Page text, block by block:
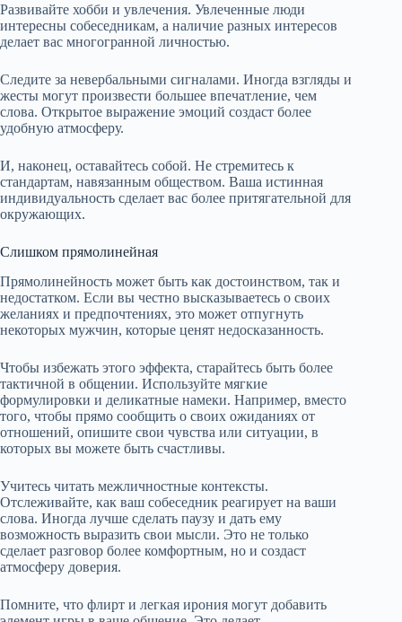
Развивайте хобби и увлечения. Увлеченные люди
интересны собеседникам, а наличие разных интересов
делает вас многогранной личностью.
Следите за невербальными сигналами. Иногда взгляды и
жесты могут произвести большее впечатление, чем
слова. Открытое выражение эмоций создаст более
удобную атмосферу.
И, наконец, оставайтесь собой. Не стремитесь к
стандартам, навязанным обществом. Ваша истинная
индивидуальность сделает вас более притягательной для
окружающих.
Слишком прямолинейная
Прямолинейность может быть как достоинством, так и
недостатком. Если вы честно высказываетесь о своих
желаниях и предпочтениях, это может отпугнуть
некоторых мужчин, которые ценят недосказанность.
Чтобы избежать этого эффекта, старайтесь быть более
тактичной в общении. Используйте мягкие
формулировки и деликатные намеки. Например, вместо
того, чтобы прямо сообщить о своих ожиданиях от
отношений, опишите свои чувства или ситуации, в
которых вы можете быть счастливы.
Учитесь читать межличностные контексты.
Отслеживайте, как ваш собеседник реагирует на ваши
слова. Иногда лучше сделать паузу и дать ему
возможность выразить свои мысли. Это не только
сделает разговор более комфортным, но и создаст
атмосферу доверия.
Помните, что флирт и легкая ирония могут добавить